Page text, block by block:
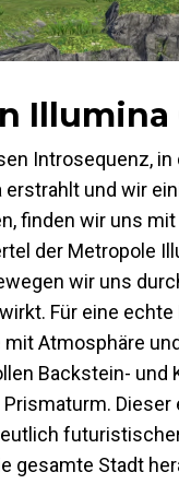
Illumina
Introsequenz,
und wir
finden wir uns
der Metropole
wir uns
Für eine
Atmosphäre
Backstein- und
gesamte Stadt